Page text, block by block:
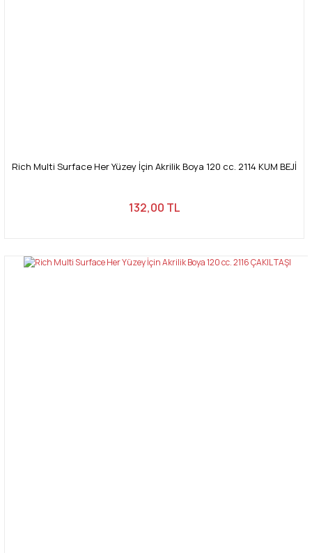
Rich Multi Surface Her Yüzey İçin Akrilik Boya 120 cc. 2114 KUM BEJİ
132,00 TL